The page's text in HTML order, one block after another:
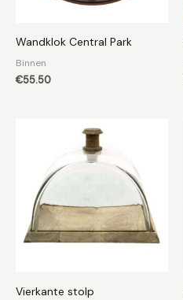
Wandklok Central Park
Binnen
€55.50
Vierkante stolp